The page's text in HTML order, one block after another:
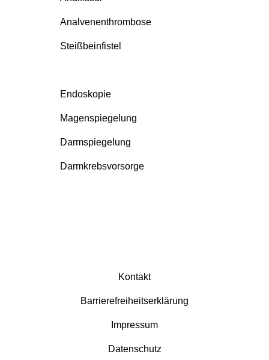
Analvenenthrombose
Steißbeinfistel
Endoskopie
Magenspiegelung
Darmspiegelung
Darmkrebsvorsorge
Kontakt
Barrierefreiheitserklärung
Impressum
Datenschutz